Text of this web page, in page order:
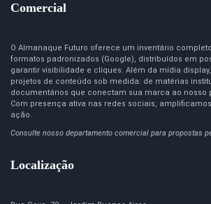
Comercial
O Almanaque Futuro oferece um inventário
formatos padronizados (Google), distribuídos em
garantir visibilidade e cliques. Além da mídia
projetos de conteúdo sob medida: de matérias
documentários que conectam sua marca ao nosso
Com presença ativa nas redes sociais,
ação.
Consulte nosso departamento comercial para propostas
Localização